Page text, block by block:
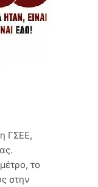
ΓΣΕΕ,
το
στην